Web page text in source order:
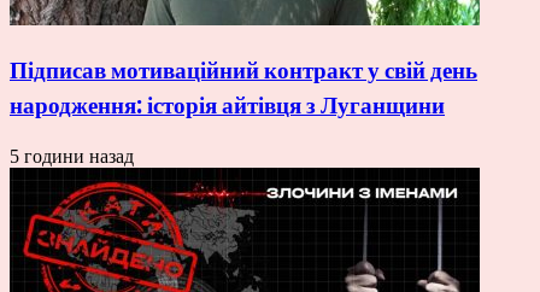
Підписав мотиваційний контракт у свій день
народження: історія айтівця з Луганщини
5 години назад